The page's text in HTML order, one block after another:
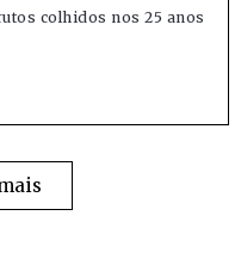
colhidos nos 25 anos